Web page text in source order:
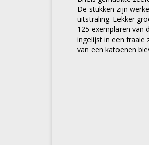
De stukken zijn
uitstraling. Lekker
125 exemplaren van
ingelijst in een fraaie
van een katoenen